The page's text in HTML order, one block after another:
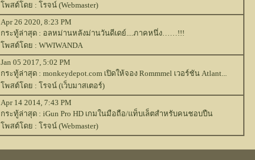
โพสต์โดย : โรจน์ (Webmaster)
Apr 26 2020, 8:23 PM
กระทู้ล่าสุด : อลหม่านหลังม่านวันดีเดย์....ภาคหนึ่ง……!!!
โพสต์โดย : WWIWANDA
Jan 05 2017, 5:02 PM
กระทู้ล่าสุด : monkeydepot.com เปิดให้จอง Rommmel เวอร์ชัน Atlant...
โพสต์โดย : โรจน์ (เว็บมาสเตอร์)
Apr 14 2014, 7:43 PM
กระทู้ล่าสุด : iGun Pro HD เกมในมือถือ/แท็บเล็ตสำหรับคนชอบปืน
โพสต์โดย : โรจน์ (Webmaster)